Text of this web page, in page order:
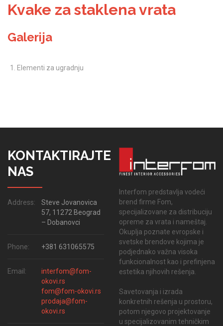
Kvake za staklena vrata
Galerija
Elementi za ugradnju
KONTAKTIRAJTE
NAS
Address:
Steve Jovanovica
57, 11272 Beograd
– Dobanovci
Phone: +381 631065575
Email:
interfom@fom-
okovi.rs
fom@fom-okovi.rs
prodaja@fom-
okovi.rs
Interfom predstavlja vodeći
brend firme Fom,
specijalizovane za distribuciju
opreme za vrata i nameštaj.
Okuplja poznate evropske i
svetske brendove kojima je
podjednako važna visoka
funkcionalnost kao i prefinjena
estetika njihovih rešenja.
Savetovanja i izrada
konkretnih rešenja u prostoru,
potom njegovo projektovanje
u specijalizovanim tehničkim